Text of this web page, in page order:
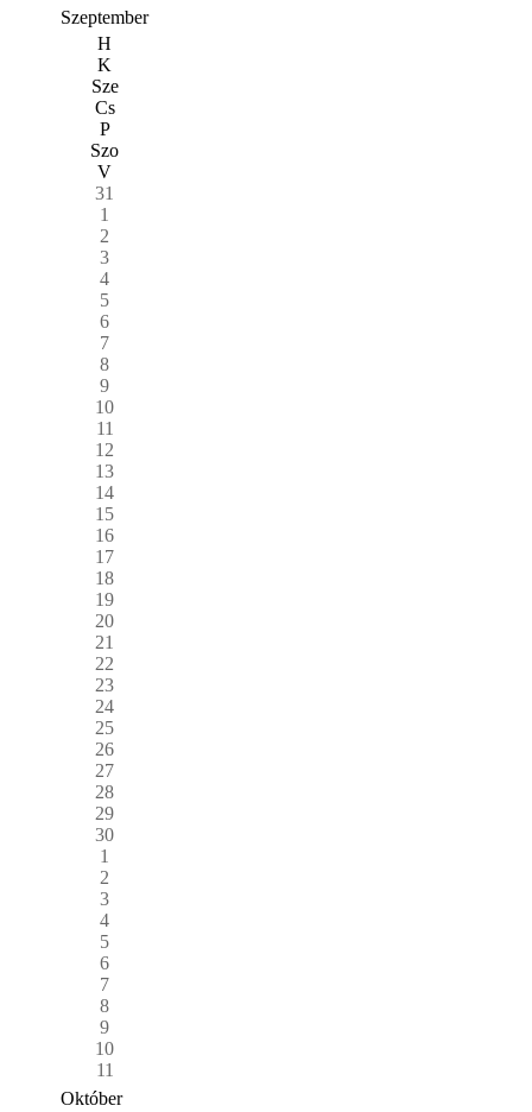
Szeptember
H
K
Sze
Cs
P
Szo
V
31
1
2
3
4
5
6
7
8
9
10
11
12
13
14
15
16
17
18
19
20
21
22
23
24
25
26
27
28
29
30
1
2
3
4
5
6
7
8
9
10
11
Október